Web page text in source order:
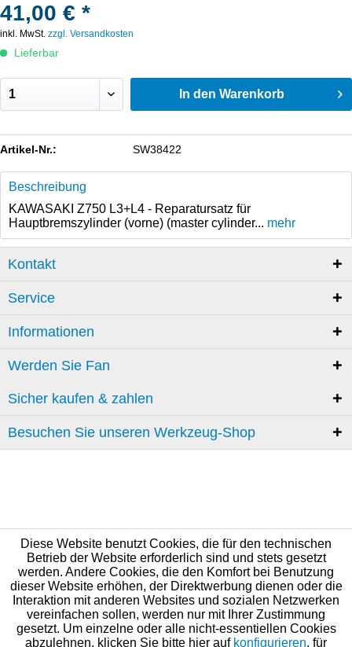
41,00 € *
inkl. MwSt. zzgl. Versandkosten
Lieferbar
In den Warenkorb
Artikel-Nr.: SW38422
Beschreibung
KAWASAKI Z750 L3+L4 - Reparatursatz für
Hauptbremszylinder (vorne) (master cylinder... mehr
Kontakt
Service
Informationen
Werden Sie Fan
Sicher kaufen & zahlen
Besuchen Sie unseren Werkzeug-Shop
Diese Website benutzt Cookies, die für den technischen
Betrieb der Website erforderlich sind und stets gesetzt
werden. Andere Cookies, die den Komfort bei Benutzung
dieser Website erhöhen, der Direktwerbung dienen oder die
Interaktion mit anderen Websites und sozialen Netzwerken
vereinfachen sollen, werden nur mit Ihrer Zustimmung
gesetzt. Um einzelne oder alle nicht-essentiellen Cookies
abzulehnen, klicken Sie bitte hier auf konfigurieren, für